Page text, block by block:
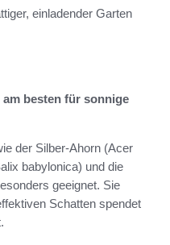
einladender Garten
besten für sonnige
der Silber-Ahorn (Acer
babylonica) und die
geeignet. Sie
Schatten spendet